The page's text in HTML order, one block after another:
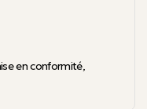
en conformité,